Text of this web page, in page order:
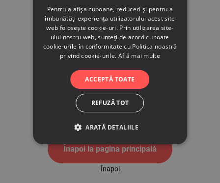
500
Înapoi la pagina principală
Înapoi
Pentru a afișa cupoane, reduceri și pentru a
îmbunătăți experiența utilizatorului acest site
web folosește cookie-uri. Prin utilizarea site-
ului nostru web, sunteți de acord cu toate
cookie-urile în conformitate cu Politica noastră
privind cookie-urile. Află mai multe
ACCEPTĂ TOATE
REFUZĂ TOT
ARATĂ DETALIILE